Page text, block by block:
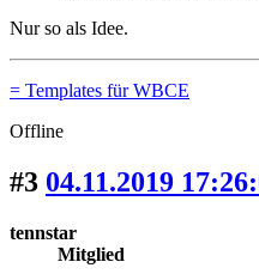
Nur so als Idee.
= Templates für WBCE
Offline
#3 04.11.2019
tennstar
Mitglied